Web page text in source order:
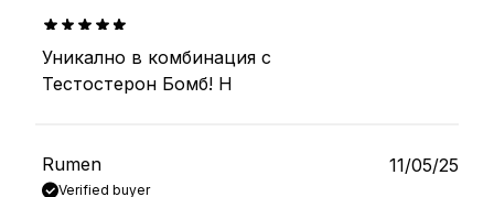
out of 5
Уникално в комбинация с
Тестостерон Бомб! Н
Rumen
Verified buyer
11/05/25